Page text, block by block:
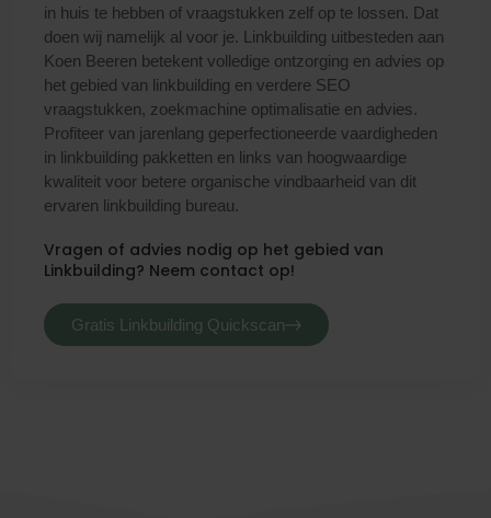
in huis te hebben of vraagstukken zelf op te lossen. Dat
doen wij namelijk al voor je. Linkbuilding uitbesteden aan
Koen Beeren betekent volledige ontzorging en advies op
het gebied van linkbuilding en verdere SEO
vraagstukken, zoekmachine optimalisatie en advies.
Profiteer van jarenlang geperfectioneerde vaardigheden
in linkbuilding pakketten en links van hoogwaardige
kwaliteit voor betere organische vindbaarheid van dit
ervaren linkbuilding bureau.
Vragen of advies nodig op het gebied van
Linkbuilding? Neem contact op!
Gratis Linkbuilding Quickscan